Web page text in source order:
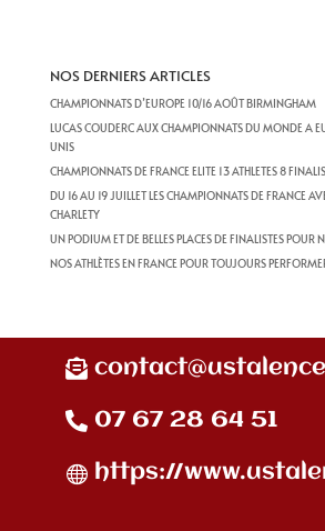
NOS DERNIERS ARTICLES
CHAMPIONNATS D’EUROPE 10/16 AOÛT BIRMINGHAM
LUCAS COUDERC AUX CHAMPIONNATS DU MONDE A
UNIS
CHAMPIONNATS DE FRANCE ELITE 13 ATHLETES 8
DU 16 AU 19 JUILLET LES CHAMPIONNATS DE FRANCE
CHARLETY
UN PODIUM ET DE BELLES PLACES DE FINALISTES POUR
NOS ATHLÈTES EN FRANCE POUR TOUJOURS
07 67 28 64 51
https://